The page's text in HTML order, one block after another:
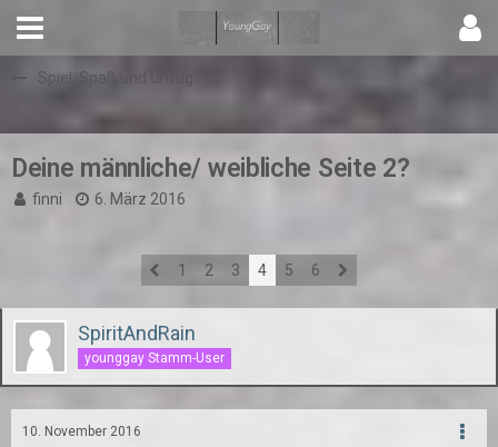
Spiel, Spaß und Unfug
Deine männliche/ weibliche Seite 2?
finni 6. März 2016
1 2 3 4 5 6
SpiritAndRain
younggay Stamm-User
10. November 2016